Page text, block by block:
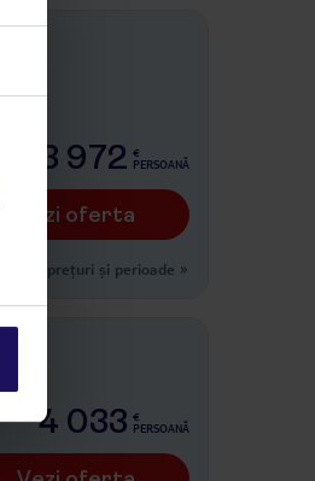
3 972 €
PERSOANĂ
Vezi oferta
Alte prețuri și perioade »
4 033 €
PERSOANĂ